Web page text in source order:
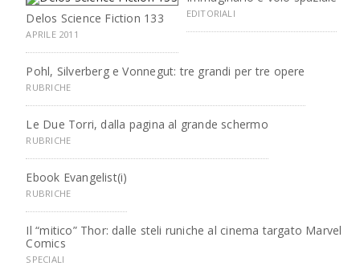
Delos Science Fiction 133
APRILE 2011
EDITORIALI
Pohl, Silverberg e Vonnegut: tre grandi per tre opere
RUBRICHE
Le Due Torri, dalla pagina al grande schermo
RUBRICHE
Ebook Evangelist(i)
RUBRICHE
Il “mitico” Thor: dalle steli runiche al cinema targato Marvel
Comics
SPECIALI